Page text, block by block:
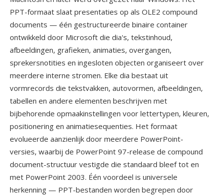
PPT-formaat slaat presentaties op als OLE2 compound
documents — één gestructureerde binaire container
ontwikkeld door Microsoft die dia's, tekstinhoud,
afbeeldingen, grafieken, animaties, overgangen,
sprekersnotities en ingesloten objecten organiseert over
meerdere interne stromen. Elke dia bestaat uit
vormrecords die tekstvakken, autovormen, afbeeldingen,
tabellen en andere elementen beschrijven met
bijbehorende opmaakinstellingen voor lettertypen, kleuren,
positionering en animatiesequenties. Het formaat
evolueerde aanzienlijk door meerdere PowerPoint-
versies, waarbij de PowerPoint 97-release de compound
document-structuur vestigde die standaard bleef tot en
met PowerPoint 2003. Één voordeel is universele
herkenning — PPT-bestanden worden begrepen door